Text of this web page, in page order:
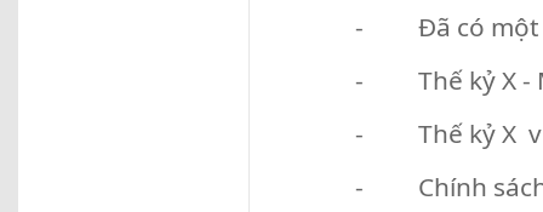
- Đã có một
- Thế kỷ X -
- Thế kỷ X
- Chính sách